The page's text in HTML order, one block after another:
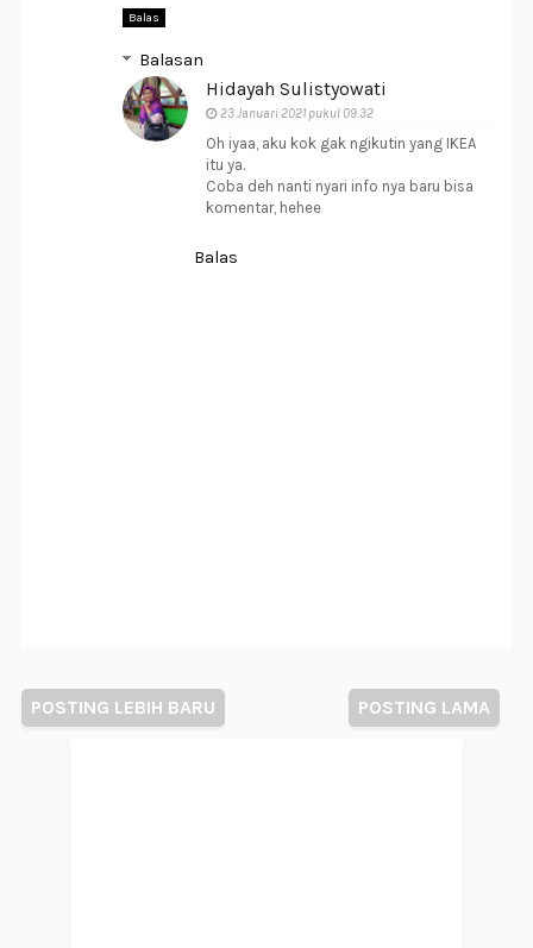
Balas
Balasan
Hidayah Sulistyowati
23 Januari 2021 pukul 09.32
Oh iyaa, aku kok gak ngikutin yang IKEA
itu ya.
Coba deh nanti nyari info nya baru bisa
komentar, hehee
Balas
POSTING LEBIH BARU POSTING LAMA